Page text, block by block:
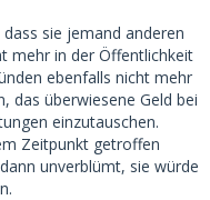
sie jemand anderen
mehr in der Öffentlichkeit
ebenfalls nicht mehr
das überwiesene Geld bei
einzutauschen.
Zeitpunkt getroffen
unverblümt, sie würde